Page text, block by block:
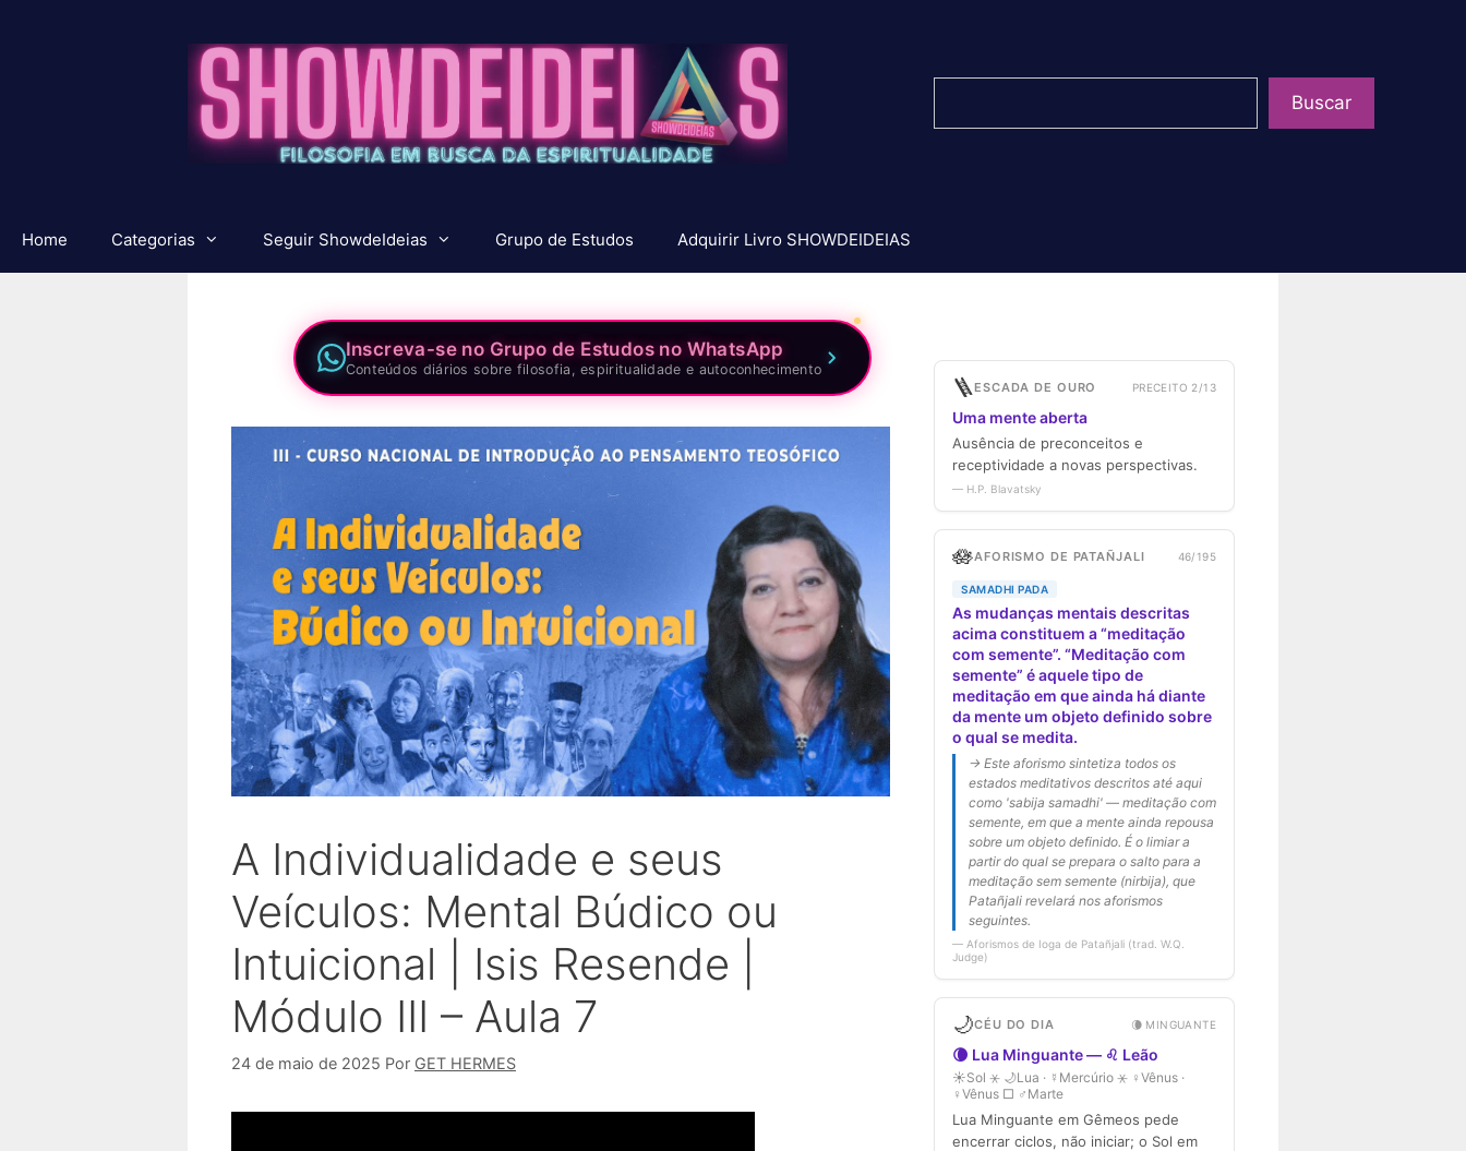
Buscar
Home Categorias Seguir ShowdeIdeias Grupo de Estudos Adquirir Livro SHOWDEIDEIAS
Inscreva-se no Grupo de Estudos no WhatsApp
Conteúdos diários sobre filosofia, espiritualidade e autoconhecimento
A Individualidade e seus
Veículos: Mental Búdico ou
Intuicional | Isis Resende |
Módulo III – Aula 7
24 de maio de 2025 Por GET HERMES